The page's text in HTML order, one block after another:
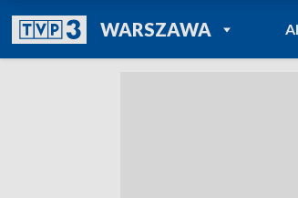
WARSZAWAPOWRÓT DO
TVP REGIONY